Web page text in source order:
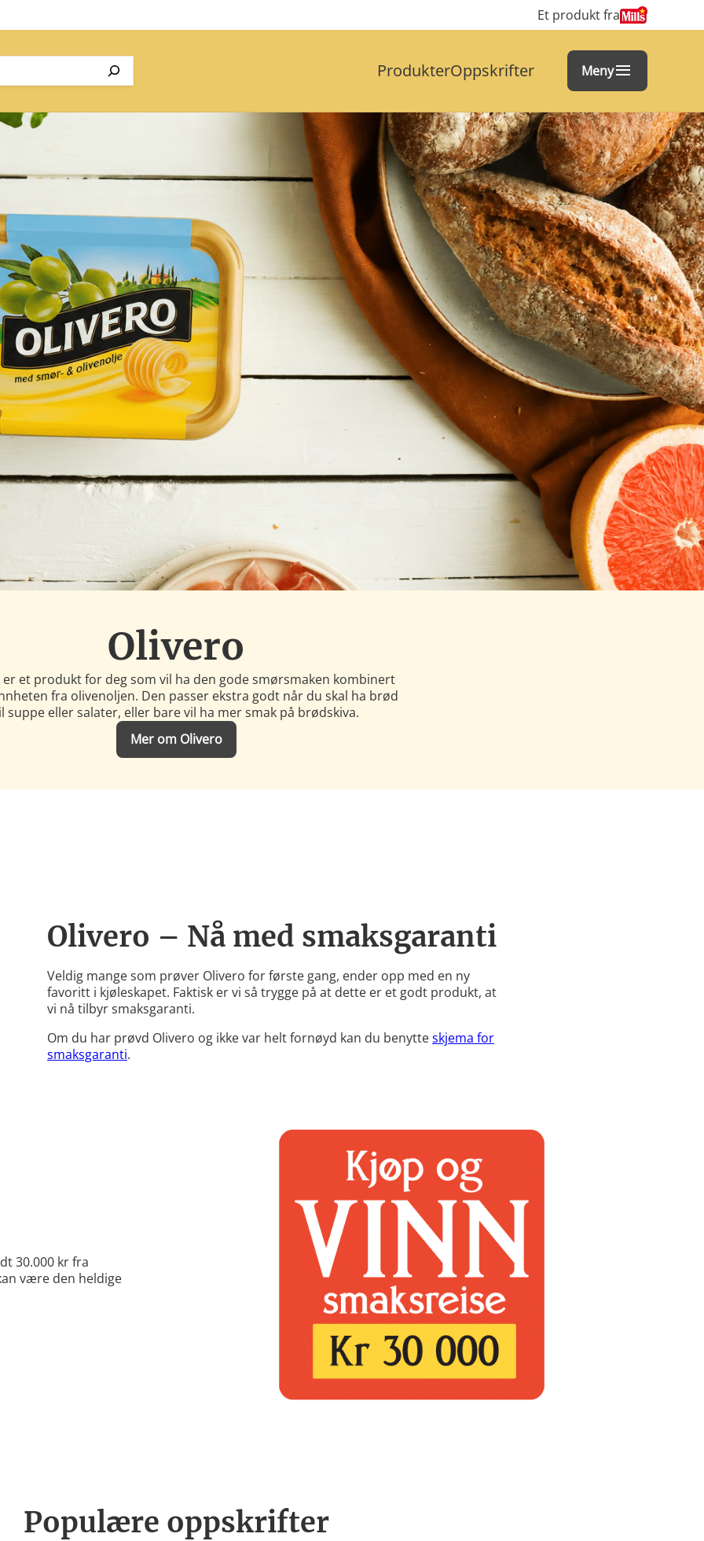
Et produkt fra
ProdukterOppskrifter Meny
Olivero
et produkt for deg som vil ha den gode smørsmaken kombinert
fra olivenoljen. Den passer ekstra godt når du skal ha brød
suppe eller salater, eller bare vil ha mer smak på brødskiva.
Mer om Olivero
Olivero – Nå med smaksgaranti
Veldig mange som prøver Olivero for første gang, ender opp med en ny
favoritt i kjøleskapet. Faktisk er vi så trygge på at dette er et godt produkt, at
vi nå tilbyr smaksgaranti.
Om du har prøvd Olivero og ikke var helt fornøyd kan du benytteskjema for
smaksgaranti.
30.000 kr fra
være den heldige
Populære oppskrifter